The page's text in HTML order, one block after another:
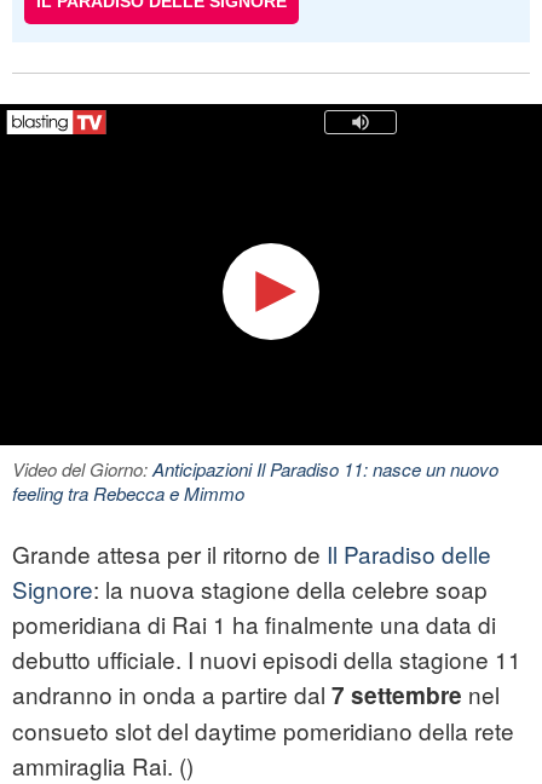
Video del Giorno:Anticipazioni Il Paradiso 11: nasce un nuovo
feeling tra Rebecca e Mimmo
Grande attesa per il ritorno de Il Paradiso delle
Signore: la nuova stagione della celebre soap
pomeridiana di Rai 1 ha finalmente una data di
debutto ufficiale. I nuovi episodi della stagione 11
andranno in onda a partire dal 7 settembre nel
consueto slot del daytime pomeridiano della rete
ammiraglia Rai. ()